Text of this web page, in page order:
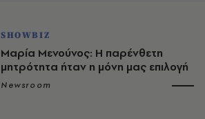
SHOWBIZ
Μαρία Μενούνος: Η παρένθετη
μητρότητα ήταν η μόνη μας επιλογή
Newsroom